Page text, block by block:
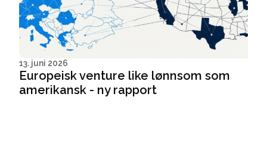
13. juni 2026
Europeisk venture like lønnsom som
amerikansk - ny rapport